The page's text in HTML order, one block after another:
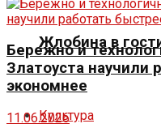
Жлобина в
Культура
Бережно и
Златоуста научили
экономнее
11.06.2026